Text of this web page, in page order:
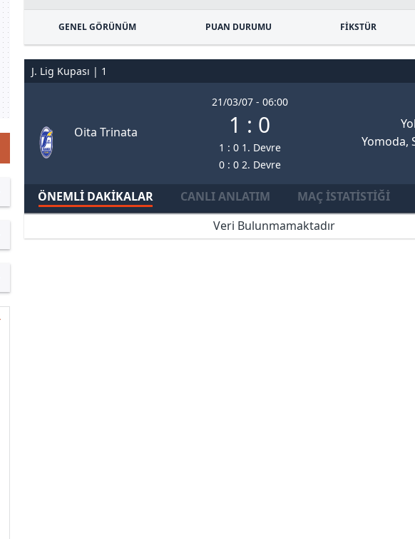
GENEL GÖRÜNÜM PUAN DURUMU FİKSTÜR
J. Lig Kupası | 1
Oita Trinata
21/03/07 - 06:00
1 : 0
1 : 0 1. Devre
0 : 0 2. Devre
Yomoda,
ÖNEMLI DAKIKALAR CANLI ANLATIM MAÇ İSTATISTIĞI
Veri Bulunmamaktadır